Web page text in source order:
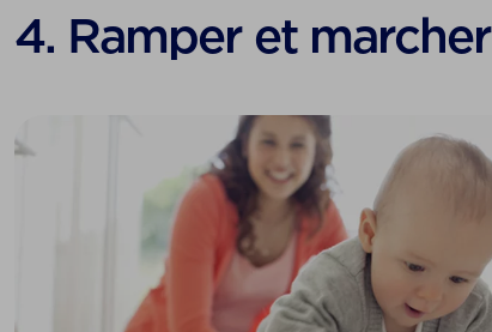
4. Ramper et marcher